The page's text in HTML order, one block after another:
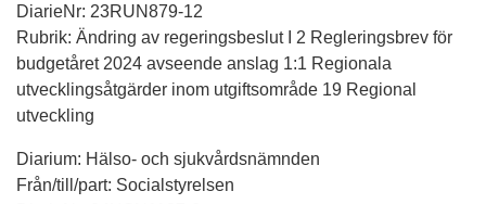
DiarieNr: 23RUN879-12
Rubrik: Ändring av regeringsbeslut I 2 Regleringsbrev för
budgetåret 2024 avseende anslag 1:1 Regionala
utvecklingsåtgärder inom utgiftsområde 19 Regional
utveckling
Diarium: Hälso- och sjukvårdsnämnden
Från/till/part: Socialstyrelsen